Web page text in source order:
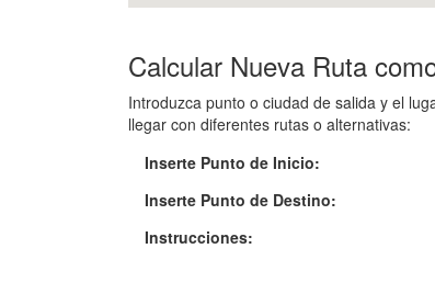
Calcular Nueva Ruta
Introduzca punto o ciudad de salida y el
llegar con diferentes rutas o alternativas:
Inserte Punto de Inicio:
Inserte Punto de Destino:
Instrucciones: